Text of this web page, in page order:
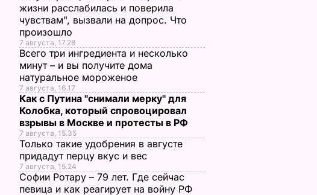
жизни расслабилась и поверила
чувствам", вызвали на допрос. Что
произошло
7 августа, 17.28
Всего три ингредиента и несколько
минут – и вы получите дома
натуральное мороженое
7 августа, 16.17
Как с Путина "снимали мерку" для
Колобка, который спровоцировал
взрывы в Москве и протесты в РФ
7 августа, 15.35
Только такие удобрения в августе
придадут перцу вкус и вес
7 августа, 15.24
Софии Ротару – 79 лет. Где сейчас
певица и как реагирует на войну РФ